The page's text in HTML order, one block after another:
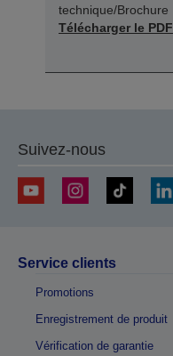
technique/Brochure
Télécharger le PDF
Suivez-nous
Service clients
Promotions
Enregistrement de produit
Vérification de garantie